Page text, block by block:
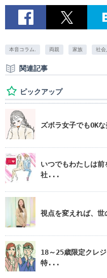
本音コラム. 両親 家族 社会
関連記事
ピックアップ
ズボラ女子でもOK
いつでもわたしは
社...
視点を変えれば、
18～25歳限定クレ
特...